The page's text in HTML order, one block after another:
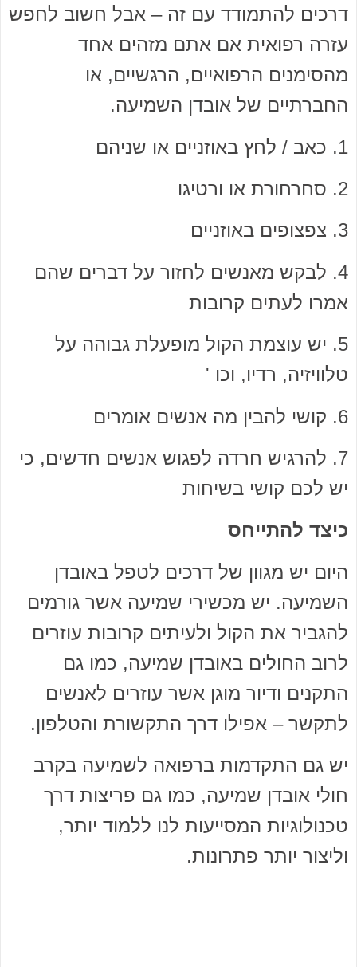
דרכים להתמודד עם זה – אבל חשוב לחפש
עזרה רפואית אם אתם מזהים אחד
מהסימנים הרפואיים, הרגשיים, או
החברתיים של אובדן השמיעה.
1. כאב / לחץ באוזניים או שניהם
2. סחרחורת או ורטיגו
3. צפצופים באוזניים
4. לבקש מאנשים לחזור על דברים שהם
אמרו לעתים קרובות
5. יש עוצמת הקול מופעלת גבוהה על
טלוויזיה, רדיו, וכו '
6. קושי להבין מה אנשים אומרים
7. להרגיש חרדה לפגוש אנשים חדשים, כי
יש לכם קושי בשיחות
כיצד להתייחס
היום יש מגוון של דרכים לטפל באובדן
השמיעה. יש מכשירי שמיעה אשר גורמים
להגביר את הקול ולעיתים קרובות עוזרים
לרוב החולים באובדן שמיעה, כמו גם
התקנים ודיור מוגן אשר עוזרים לאנשים
לתקשר – אפילו דרך התקשורת והטלפון.
יש גם התקדמות ברפואה לשמיעה בקרב
חולי אובדן שמיעה, כמו גם פריצות דרך
טכנולוגיות המסייעות לנו ללמוד יותר,
וליצור יותר פתרונות.